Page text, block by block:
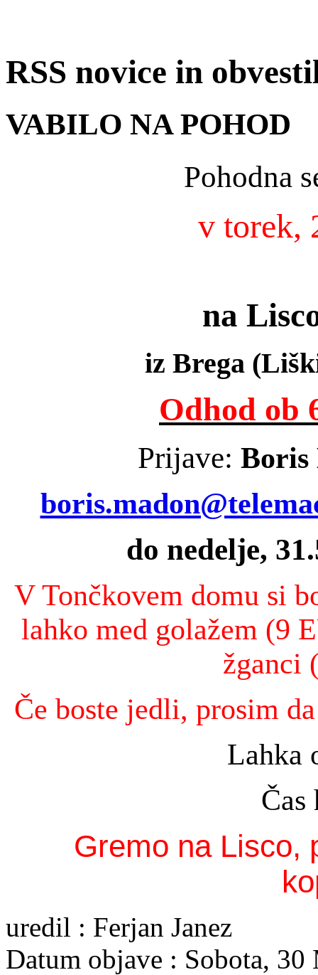
RSS novice in
VABILO NA POHOD
Pohodna
v torek,
na
iz Brega
Odhod ob
Prijave: Boris
do nedelje,
V Tončkovem domu si
lahko med golažem (9
žganci
Če boste jedli, prosim
Lahka
Čas
Gremo na Lisco,
uredil : Ferjan Janez
Datum objave : Sobota,